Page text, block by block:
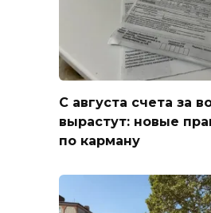
С августа счета за
вырастут: новые
по карману